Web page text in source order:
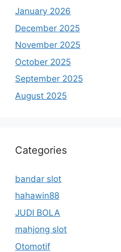
January 2026
December 2025
November 2025
October 2025
September 2025
August 2025
Categories
bandar slot
hahawin88
JUDI BOLA
mahjong slot
Otomotif